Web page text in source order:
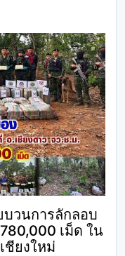
บวนการลักลอบ
เม็ด ใน
ชียงใหม่